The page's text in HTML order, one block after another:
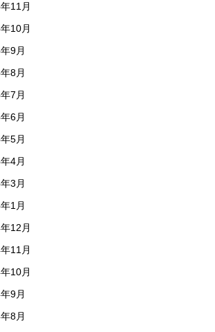
11月
10月
9月
8月
7月
6月
5月
4月
3月
1月
12月
11月
10月
9月
8月